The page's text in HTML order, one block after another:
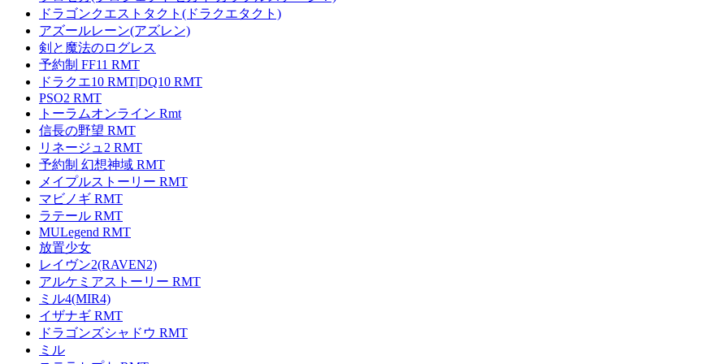
ドラゴンクエストタクト(ドラクエタクト)
アズールレーン(アズレン)
剣と魔法のログレス
予約制 FF11 RMT
ドラクエ10 RMT|DQ10 RMT
PSO2 RMT
トーラムオンライン Rmt
信長の野望 RMT
リネージュ2 RMT
予約制 幻想神域 RMT
メイプルストーリー RMT
マビノギ RMT
ラテール RMT
MULegend RMT
放置少女
レイヴン2(RAVEN2)
アルケミアストーリー RMT
ミル4(MIR4)
イザナギ RMT
ドラゴンズシャドウ RMT
ミル